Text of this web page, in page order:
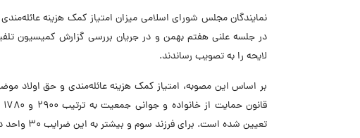
لایحه را به تصویب رساندند.
تعیین شده است. برای فرزند سوم و بیشتر به این ضرایب 30 واحد درصد اضافه خواهد شد.